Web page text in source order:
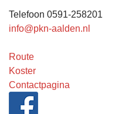
Telefoon 0591-258201
info@pkn-aalden.nl
Route
Koster
Contactpagina